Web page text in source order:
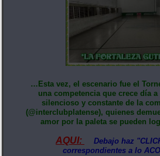
…Esta vez, el escenario fue el
una competencia que crece día
silencioso y constante de la
(@interclubplatense), quienes
amor por la paleta se pueden
AQUI:
Debajo haz
correspondientes a lo